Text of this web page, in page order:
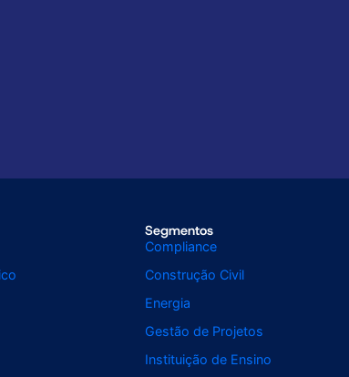
Segmentos
Compliance
Construção Civil
Energia
Gestão de Projetos
Instituição de Ensino